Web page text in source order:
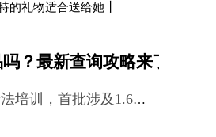
的礼物适合送给她
？最新查询攻略来了
上海启动餐饮行业个人信息保护普法培训，首批涉及1.6万家门店 全球百事通